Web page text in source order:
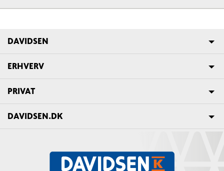
DAVIDSEN
ERHVERV
PRIVAT
DAVIDSEN.DK